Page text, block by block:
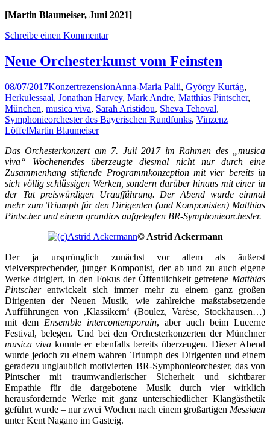
[Martin Blaumeiser, Juni 2021]
Schreibe einen Kommentar
Neue Orchesterkunst vom Feinsten
08/07/2017KonzertrezensionAnna-Maria Palii, György Kurtág,
Herkulessaal, Jonathan Harvey, Mark Andre, Matthias Pintscher,
München, musica viva, Sarah Aristidou, Sheva Tehoval,
Symphonieorchester des Bayerischen Rundfunks, Vinzenz
LöffelMartin Blaumeiser
Das Orchesterkonzert am 7. Juli 2017 im Rahmen des „musica
viva“ Wochenendes überzeugte diesmal nicht nur durch eine
Zusammenhang stiftende Programmkonzeption mit vier bereits in
sich völlig schlüssigen Werken, sondern darüber hinaus mit einer in
der Tat preiswürdigen Uraufführung. Der Abend wurde einmal
mehr zum Triumph für den Dirigenten (und Komponisten) Matthias
Pintscher und einem grandios aufgelegten BR-Symphonieorchester.
©Astrid Ackermann
Der ja ursprünglich zunächst vor allem als äußerst
vielversprechender, junger Komponist, der ab und zu auch eigene
Werke dirigiert, in den Fokus der Öffentlichkeit getretene Matthias
Pintscherentwickelt sich immer mehr zu einem ganz großen
Dirigenten der Neuen Musik, wie zahlreiche maßstabsetzende
Aufführungen von ‚Klassikern‘ (Boulez, Varèse, Stockhausen…)
mit dem Ensemble intercontemporain, aber auch beim Lucerne
Festival, belegen. Und bei den Orchesterkonzerten der Münchner
musica viva konnte er ebenfalls bereits überzeugen. Dieser Abend
wurde jedoch zu einem wahren Triumph des Dirigenten und einem
geradezu unglaublich motivierten BR-Symphonieorchester, das von
Pintscher mit traumwandlerischer Sicherheit und sichtbarer
Empathie für die dargebotene Musik durch vier wirklich
herausfordernde Werke mit ganz unterschiedlicher Klangästhetik
geführt wurde – nur zwei Wochen nach einem großartigen Messiaen
unter Kent Nagano im Gasteig.